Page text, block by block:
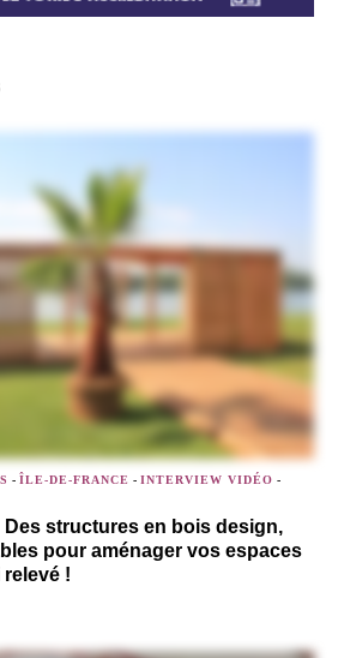
- ÎLE-DE-FRANCE - INTERVIEW VIDÉO -
Des structures en bois design,
pour aménager vos espaces
!